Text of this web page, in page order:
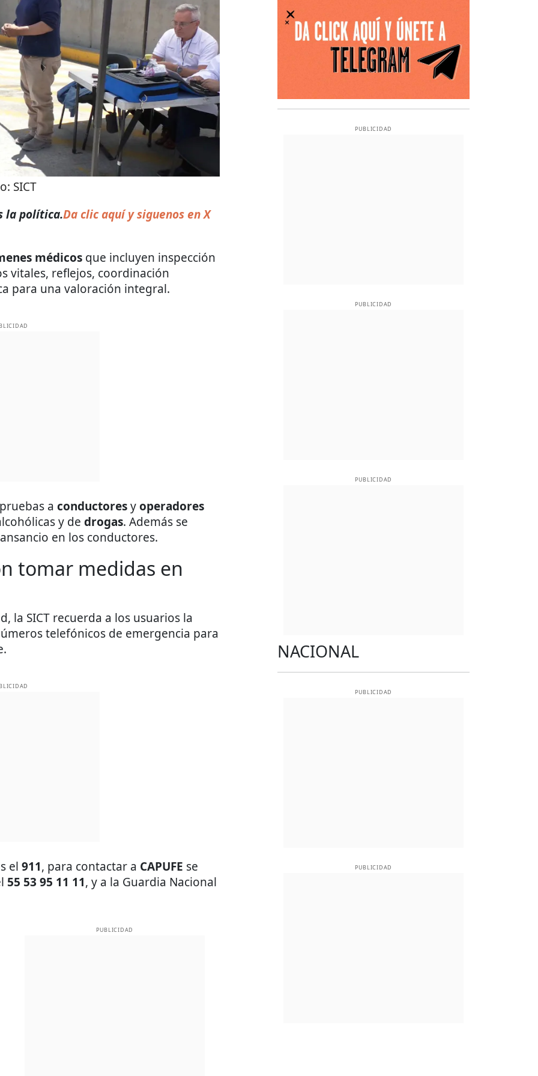
SICT
la política.Da clic aquí y siguenos en X
médicos que incluyen inspección
vitales, reflejos, coordinación
para una valoración integral.
a conductoresyoperadores
y de drogas. Además se
en los conductores.
tomar medidas en
la SICT recuerda a los usuarios la
telefónicos de emergencia para
el 911, para contactar a CAPUFE se
55 53 95 11 11, y a la Guardia Nacional
PUBLICIDAD
PUBLICIDAD
PUBLICIDAD
PUBLICIDAD
NACIONAL
PUBLICIDAD
PUBLICIDAD